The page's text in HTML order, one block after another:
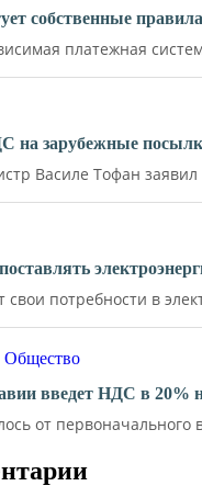
собственные
платежная
на зарубежные
Василе Тофан
потребности в
Общество
введет НДС в 20%
от